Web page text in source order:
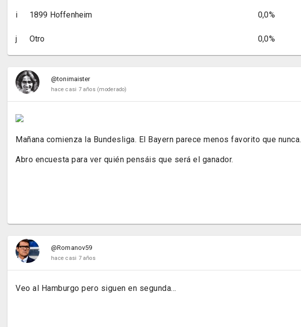
i 1899 Hoffenheim 0,0%
j Otro 0,0%
@tonimaister
hace casi 7 años (moderado)
Mañana comienza la Bundesliga. El Bayern parece menos favorito que nunca.
Abro encuesta para ver quién pensáis que será el ganador.
@Romanov59
hace casi 7 años
Veo al Hamburgo pero siguen en segunda...